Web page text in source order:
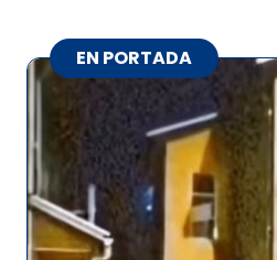
EN PORTADA